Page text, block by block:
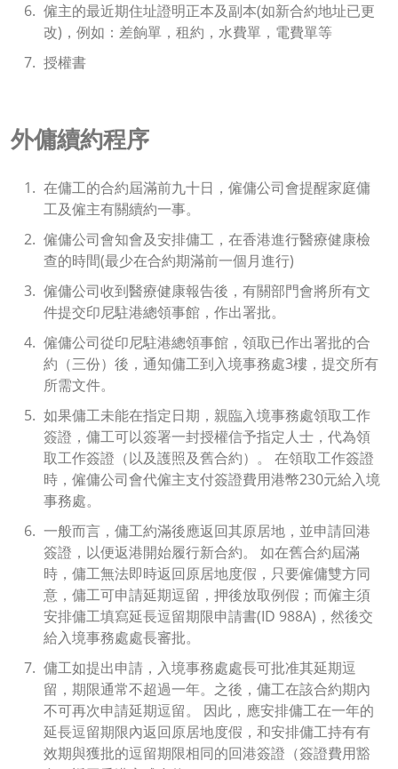
僱主的最近期住址證明正本及副本(如新合約地址已更
改)，例如：差餉單，租約，水費單，電費單等
授權書
外傭續約程序
在傭工的合約屆滿前九十日，僱傭公司會提醒家庭傭
工及僱主有關續約一事。
僱傭公司會知會及安排傭工，在香港進行醫療健康檢
查的時間(最少在合約期滿前一個月進行)
僱傭公司收到醫療健康報告後，有關部門會將所有文
件提交印尼駐港總領事館，作出署批。
僱傭公司從印尼駐港總領事館，領取已作出署批的合
約（三份）後，通知傭工到入境事務處3樓，提交所有
所需文件。
如果傭工未能在指定日期，親臨入境事務處領取工作
簽證，傭工可以簽署一封授權信予指定人士，代為領
取工作簽證（以及護照及舊合約）。 在領取工作簽證
時，僱傭公司會代僱主支付簽證費用港幣230元給入境
事務處。
一般而言，傭工約滿後應返回其原居地，並申請回港
簽證，以便返港開始履行新合約。 如在舊合約屆滿
時，傭工無法即時返回原居地度假，只要僱傭雙方同
意，傭工可申請延期逗留，押後放取例假；而僱主須
安排傭工填寫延長逗留期限申請書(ID 988A)，然後交
給入境事務處處長審批。
傭工如提出申請，入境事務處處長可批准其延期逗
留，期限通常不超過一年。之後，傭工在該合約期內
不可再次申請延期逗留。 因此，應安排傭工在一年的
延長逗留期限內返回原居地度假，和安排傭工持有有
效期與獲批的逗留期限相同的回港簽證（簽證費用豁